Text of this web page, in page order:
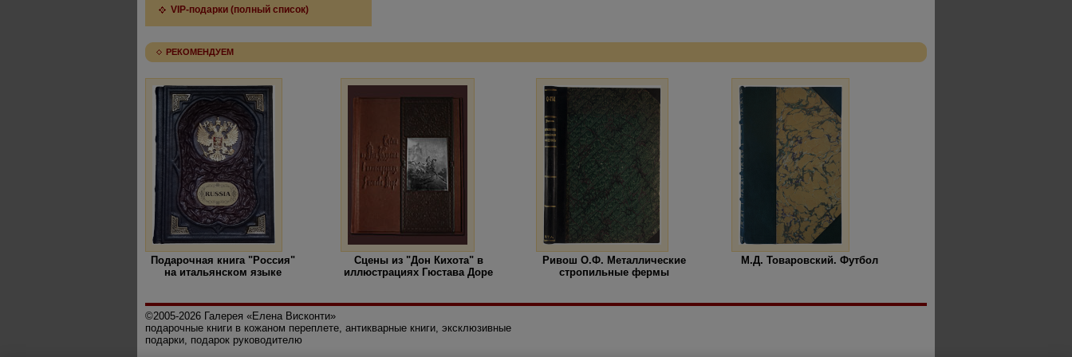
VIP-подарки (полный список)
РЕКОМЕНДУЕМ
Подарочная книга "Россия"
на итальянском языке
Сцены из "Дон Кихота" в
иллюстрациях Гюстава Доре
Ривош О.Ф. Металлические
стропильные фермы
М.Д. Товаровский. Футбол
©2005-2026 Галерея «Елена Висконти»
подарочные книги в кожаном переплете, антикварные книги, эксклюзивные
подарки, подарок руководителю